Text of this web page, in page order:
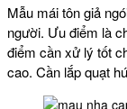
Mẫu mái tôn giả
người. Ưu điểm là
điểm cần xử lý tốt
cao. Cần lắp quạt